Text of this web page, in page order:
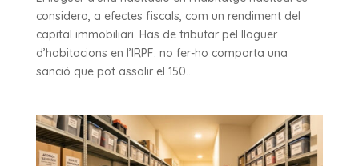
considera, a efectes fiscals, com un rendiment del
capital immobiliari. Has de tributar pel lloguer
d’habitacions en l’IRPF: no fer-ho comporta una
sanció que pot assolir el 150...